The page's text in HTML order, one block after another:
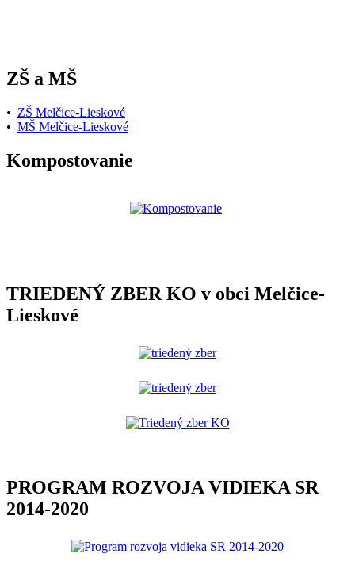
ZŠ a MŠ
• ZŠ Melčice-Lieskové
• MŠ Melčice-Lieskové
Kompostovanie
TRIEDENÝ ZBER KO v obci Melčice-
Lieskové
PROGRAM ROZVOJA VIDIEKA SR
2014-2020